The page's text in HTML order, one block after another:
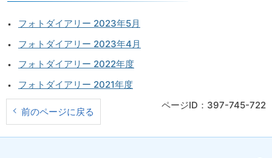
フォトダイアリー 2023年5月
フォトダイアリー 2023年4月
フォトダイアリー 2022年度
フォトダイアリー 2021年度
前のページに戻る
ページID：397-745-722